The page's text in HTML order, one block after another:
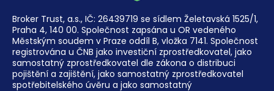
Broker Trust, a.s., IČ: 26439719 se sídlem Želetavská 1525/1,
Praha 4, 140 00. Společnost zapsána u OR vedeného
Městským soudem v Praze oddíl B, vložka 7141. Společnost
registrována u ČNB jako investiční zprostředkovatel, jako
samostatný zprostředkovatel dle zákona o distribuci
pojištění a zajištění, jako samostatný zprostředkovatel
spotřebitelského úvěru a jako samostatný